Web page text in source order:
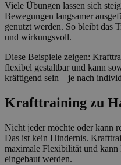
Viele Übungen lassen sich
Bewegungen langsamer
genutzt werden. So bleibt das
und wirkungsvoll.
Diese Beispiele zeigen:
flexibel gestaltbar und kann
kräftigend sein – je nach
Krafttraining zu
Nicht jeder möchte oder kann
Das ist kein Hindernis.
maximale Flexibilität und kann
eingebaut werden.